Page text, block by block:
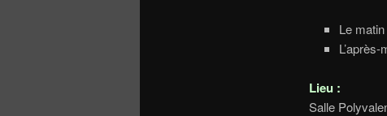
Le
Lieu :
Salle